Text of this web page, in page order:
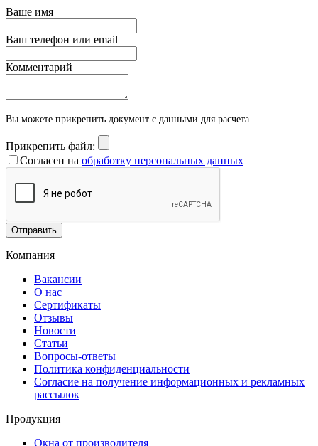
Ваше имя
Ваш телефон или email
Комментарий
Вы можете прикрепить документ с данными для расчета.
Прикрепить файл:
Согласен на обработку персональных данных
Отправить
Компания
Вакансии
О нас
Сертификаты
Отзывы
Новости
Статьи
Вопросы-ответы
Политика конфиденциальности
Согласие на получение информационных и рекламных
рассылок
Продукция
Окна от производителя